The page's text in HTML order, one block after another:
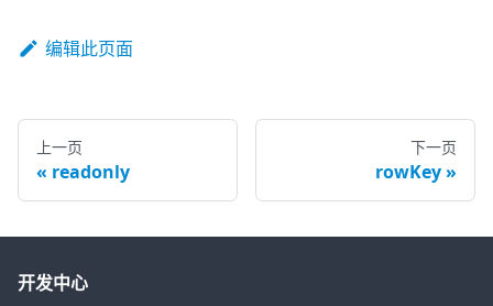
编辑此页面
上一页
readonly
下一页
rowKey
开发中心